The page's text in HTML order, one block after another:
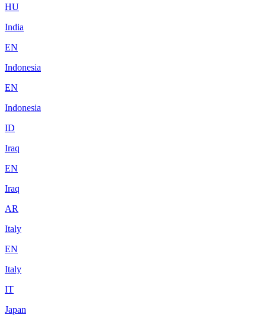
HU
India
EN
Indonesia
EN
Indonesia
ID
Iraq
EN
Iraq
AR
Italy
EN
Italy
IT
Japan